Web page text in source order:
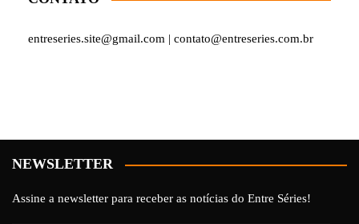
entreseries.site@gmail.com | contato@entreseries.com.br
NEWSLETTER
Assine a newsletter para receber as notícias do Entre Séries!